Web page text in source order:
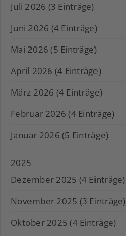
Juli 2026 (3 Einträge)
Juni 2026 (4 Einträge)
Mai 2026 (5 Einträge)
April 2026 (4 Einträge)
März 2026 (4 Einträge)
Februar 2026 (4 Einträge)
Januar 2026 (5 Einträge)
2025
Dezember 2025 (4 Einträge)
November 2025 (3 Einträge)
Oktober 2025 (4 Einträge)